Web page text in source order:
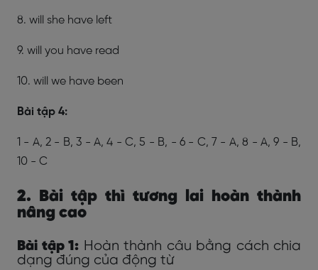
8. will she have left
9. will you have read
10. will we have been
Bài tập 4:
1 - A, 2 - B, 3 - A, 4 - C, 5 - B, - 6 - C, 7 - A, 8 - A, 9 - B,
10 - C
2. Bài tập thì tương lai hoàn thành
nâng cao
Bài tập 1: Hoàn thành câu bằng cách chia
dạng đúng của động từ